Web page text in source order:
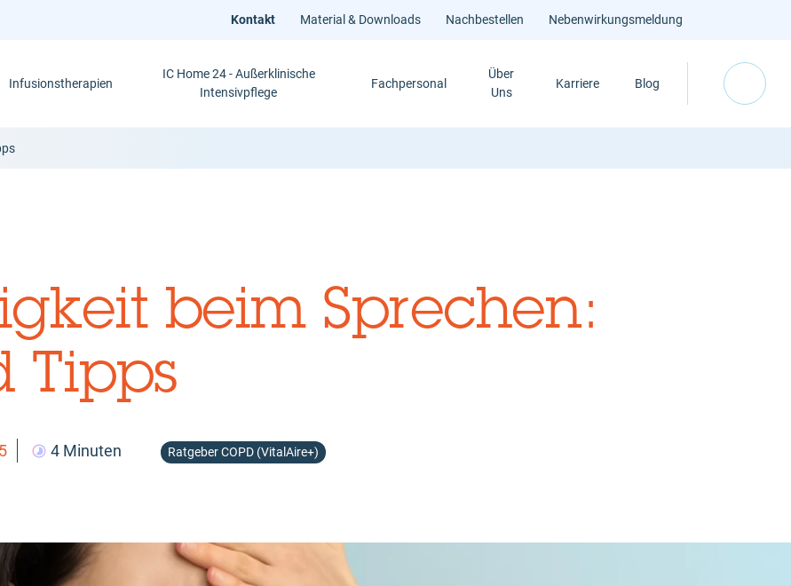
Kontakt Material & Downloads Nachbestellen Nebenwirkungsmeldung
Infusionstherapien
IC Home 24 - Außerklinische
Intensivpflege
Fachpersonal
Über
Uns
Karriere Blog
beim Sprechen:
Tipps
4 Minuten Ratgeber COPD (VitalAire+)